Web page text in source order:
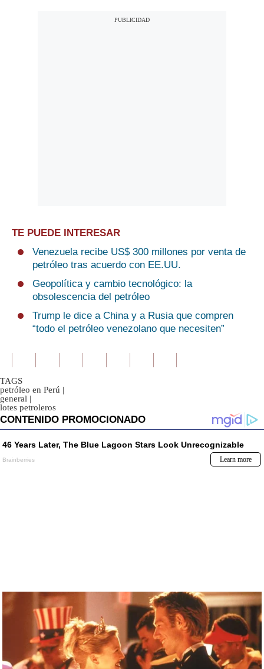
TE PUEDE INTERESAR
Venezuela recibe US$ 300 millones por venta de
petróleo tras acuerdo con EE.UU.
Geopolítica y cambio tecnológico: la
obsolescencia del petróleo
Trump le dice a China y a Rusia que compren
“todo el petróleo venezolano que necesiten”
TAGS
petróleo en Perú |
general |
lotes petroleros